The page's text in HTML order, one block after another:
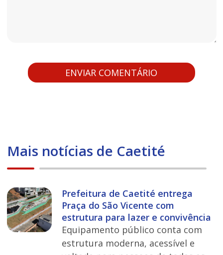
Mais notícias de Caetité
Prefeitura de Caetité entrega
Praça do São Vicente com
estrutura para lazer e convivência
Equipamento público conta com
estrutura moderna, acessível e